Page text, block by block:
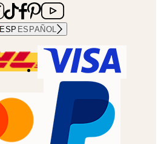
ESP ESPAÑOL